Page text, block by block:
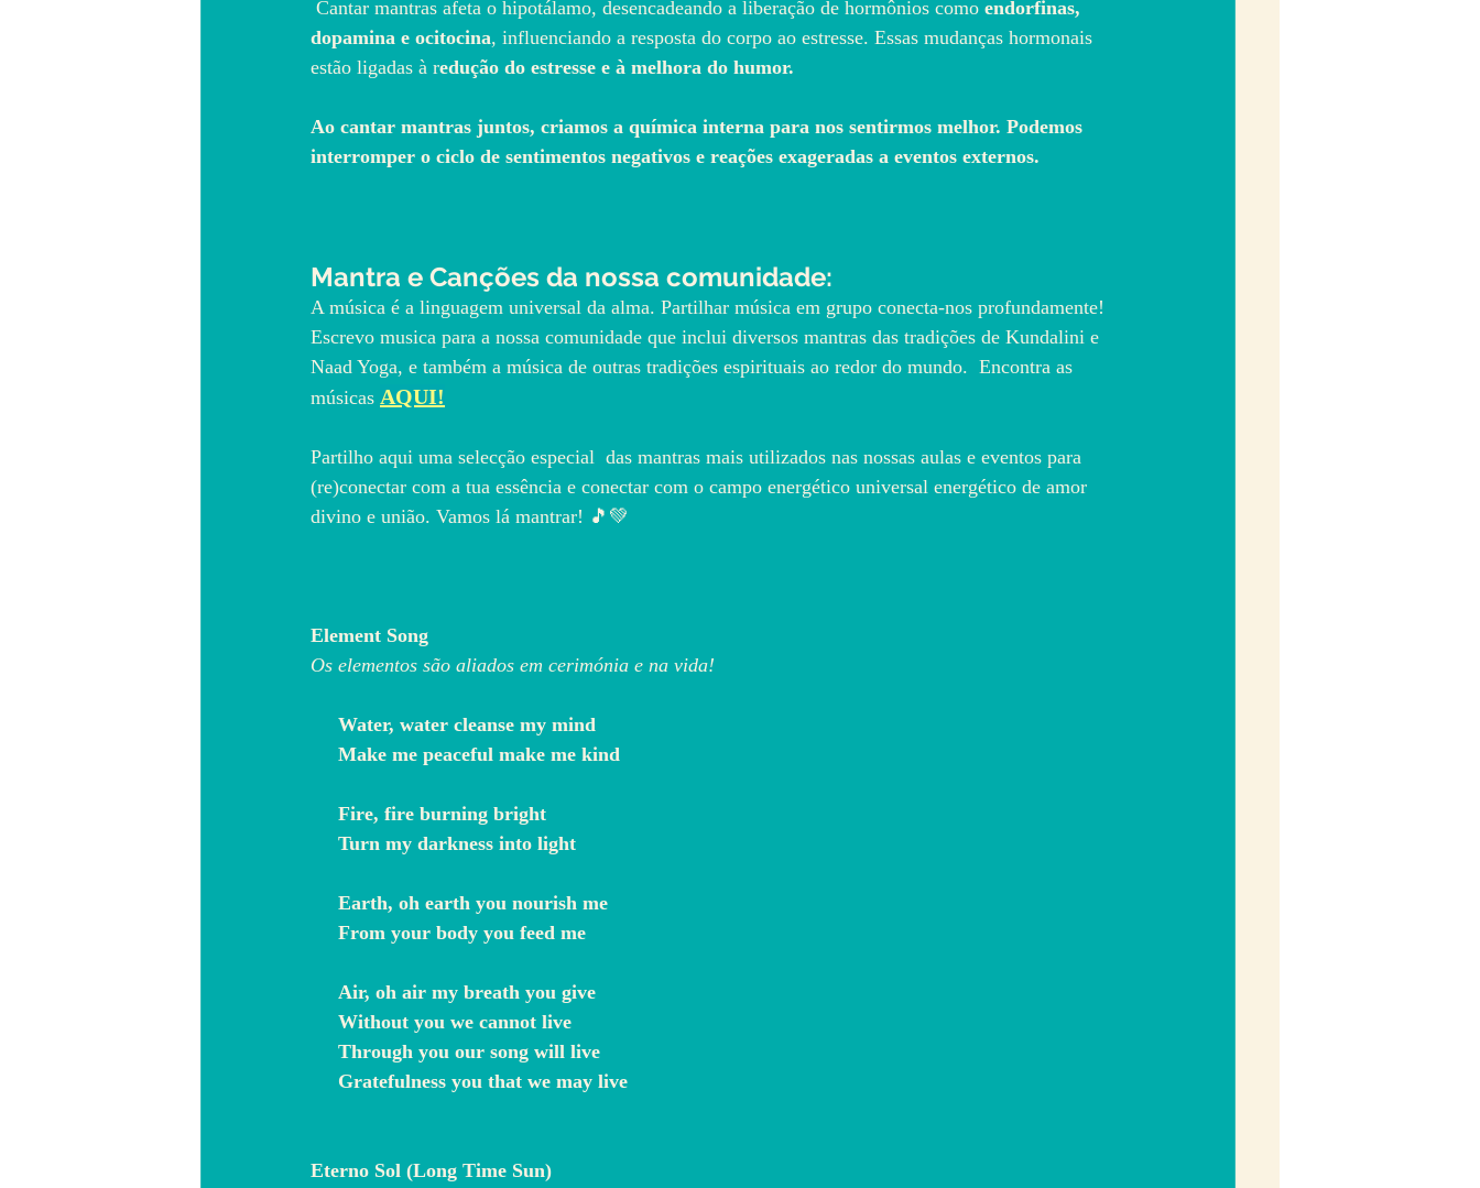
Cantar mantras afeta o hipotálamo, desencadeando a liberação de hormônios como endorfinas,
dopamina e ocitocina, influenciando a resposta do corpo ao estresse. Essas mudanças hormonais
estão ligadas à redução do estresse e à melhora do humor.
Ao cantar mantras juntos, criamos a química interna para nos sentirmos melhor. Podemos
interromper o ciclo de sentimentos negativos e reações exageradas a eventos externos.
Mantra e Canções da nossa comunidade:
A música é a linguagem universal da alma. Partilhar música em grupo conecta-nos profundamente!
Escrevo musica para a nossa comunidade que inclui diversos mantras das tradições de Kundalini e
Naad Yoga, e também a música de outras tradições espirituais ao redor do mundo.  Encontra as
músicas AQUI!
Partilho aqui uma selecção especial  das mantras mais utilizados nas nossas aulas e eventos para
(re)conectar com a tua essência e conectar com o campo energético universal energético de amor
divino e união. Vamos lá mantrar! 🎵💚
Element Song
Os elementos são aliados em cerimónia e na vida!
Water, water cleanse my mind
     Make me peaceful make me kind
     Fire, fire burning bright
     Turn my darkness into light
     Earth, oh earth you nourish me
     From your body you feed me
     Air, oh air my breath you give
     Without you we cannot live
     Through you our song will live
     Gratefulness you that we may live
Eterno Sol (Long Time Sun)